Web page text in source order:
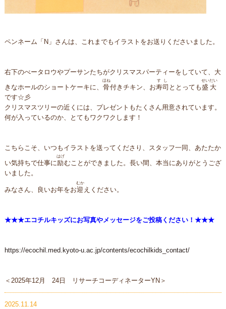
ペンネーム「N」さんは、これまでもイラストをお送りくださいました。
右下のべータロウやプーサンたちがクリスマスパーティーをしていて、大
きなホールのショートケーキに、 骨
ほね
付きチキン、お寿司
すし
ととっても盛大
せいだい
です☆彡
クリスマスツリーの近くには、プレゼントもたくさん用意されています。
何が入っているのか、とてもワクワクします！
こちらこそ、いつもイラストを送ってくださり、スタッフ一同、あたたか
い気持ちで仕事に励
はげ
むことができました。長い間、本当にありがとうござ
いました。
みなさん、良いお年をお迎
むか
えください。
★★★エコチルキッズにお写真やメッセージをご投稿ください！★★★
https://ecochil.med.kyoto-u.ac.jp/contents/ecochilkids_contact/
＜2025年12月 24日 リサーチコーディネーターYN＞
2025.11.14